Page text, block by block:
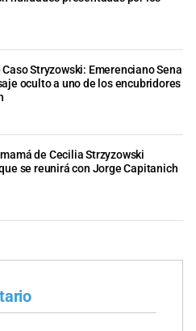
Caso Stryzowski: Emerenciano Sena
oculto a uno de los encubridores
de Cecilia Strzyzowski
se reunirá con Jorge Capitanich